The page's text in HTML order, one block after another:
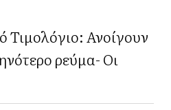
Τιμολόγιο: Ανοίγουν
ρεύμα- Οι